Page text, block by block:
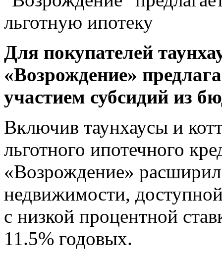
Для покупателей
«Возрождение»
участием субсидий из
Включив таунхаусы и
льготного ипотечного
«Возрождение»
недвижимости,
с низкой процентной
11.5% годовых.